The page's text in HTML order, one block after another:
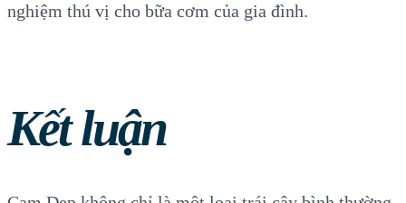
nghiệm thú vị cho bữa cơm của gia đình.
Kết luận